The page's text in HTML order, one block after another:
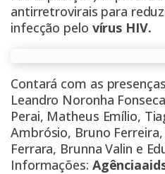
antirretrovirais para
infecção pelo vírus HIV.
Contará com as
Leandro Noronha
Perai, Matheus Emílio,
Ambrósio, Bruno
Ferrara, Brunna Valin e
Informações: